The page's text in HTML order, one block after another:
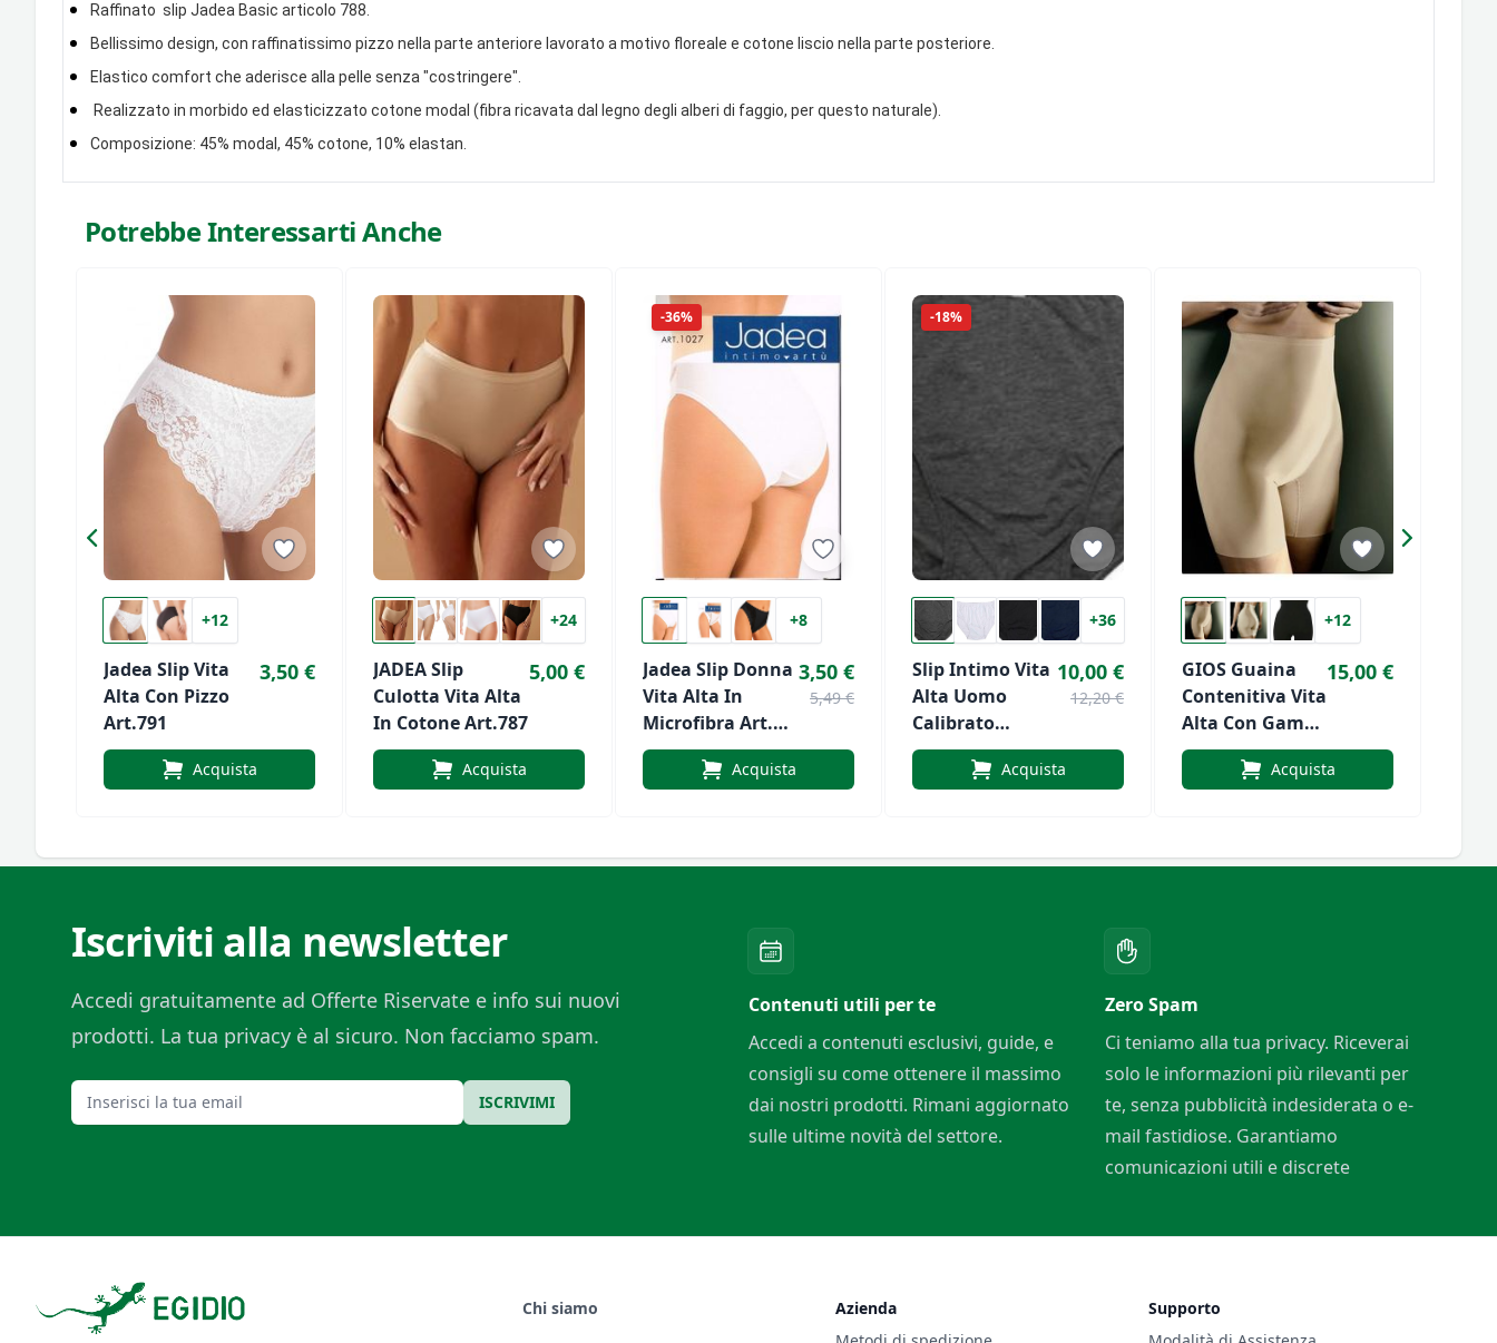
Raffinato slip Jadea Basic articolo 788.
Bellissimo design, con raffinatissimo pizzo nella parte anteriore lavorato a motivo floreale e cotone liscio nella parte posteriore.
Elastico comfort che aderisce alla pelle senza "costringere".
Realizzato in morbido ed elasticizzato cotone modal (fibra ricavata dal legno degli alberi di faggio, per questo naturale).
Composizione: 45% modal, 45% cotone, 10% elastan.
Potrebbe Interessarti Anche
+12
Jadea Slip Vita
Alta Con Pizzo
Art.791
3,50 €
Acquista
+24
JADEA Slip
Culotta Vita Alta
In Cotone Art.787
5,00 €
Acquista
-36%
+8
Jadea Slip Donna
Vita Alta In
Microfibra Art.
1027
3,50 €
5,49 €
Acquista
-18%
+36
Slip Intimo Vita
Alta Uomo
Calibrato
Maxfort - Art.
10,00 €
12,20 €
Acquista
+12
GIOS Guaina
Contenitiva Vita
Alta Con Gamba
Art.530
15,00 €
Acquista
Iscriviti alla newsletter
Accedi gratuitamente ad Offerte Riservate e info sui nuovi
prodotti. La tua privacy è al sicuro. Non facciamo spam.
Email ISCRIVIMI
Contenuti utili per te
Accedi a contenuti esclusivi, guide, e
consigli su come ottenere il massimo
dai nostri prodotti. Rimani aggiornato
sulle ultime novità del settore.
Zero Spam
Ci teniamo alla tua privacy. Riceverai
solo le informazioni più rilevanti per
te, senza pubblicità indesiderata o e-
mail fastidiose. Garantiamo
comunicazioni utili e discrete
Chi siamo
Azienda
Supporto